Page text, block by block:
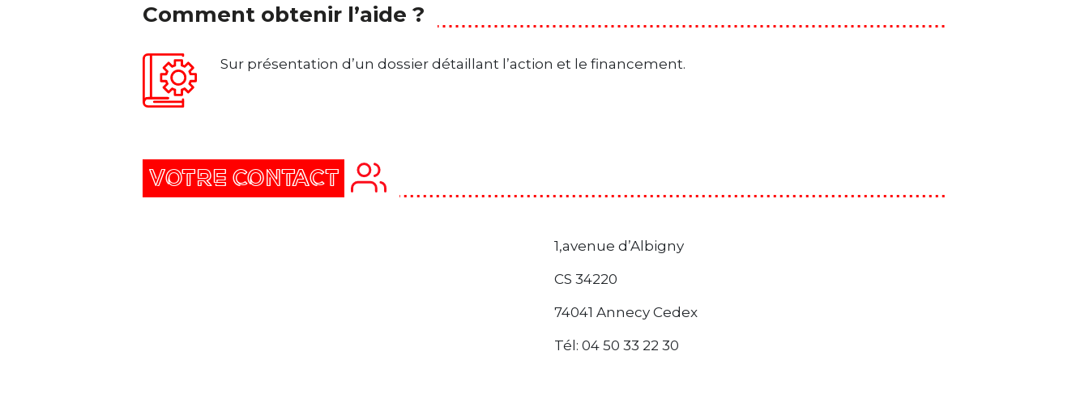
Comment obtenir l’aide ?
Sur présentation d’un dossier détaillant l’action et le financement.
VOTRE CONTACT
1,avenue d’Albigny
CS 34220
74041 Annecy Cedex
Tél: 04 50 33 22 30